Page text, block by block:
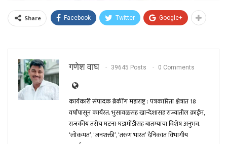
Share Facebook Twitter Google+
गणेश वाघ 39645 Posts 0 Comments
कार्यकारी संपादक ब्रेकींग महाराष्ट्र : पत्रकारिता क्षेत्रात 18
वर्षांपासून कार्यरत. भुसावळसह खान्देशासह राज्यातील क्राईम,
राजकीय तसेच घटना-घडामोंडीसह बातम्यांचा विशेष अनुभव.
‘लोकमत’, ‘जनशक्ती’, ‘तरुण भारत’ दैनिकात विभागीय